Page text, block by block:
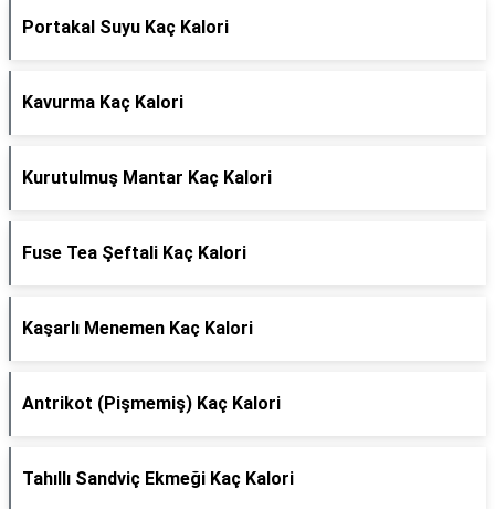
Portakal Suyu Kaç Kalori
Kavurma Kaç Kalori
Kurutulmuş Mantar Kaç Kalori
Fuse Tea Şeftali Kaç Kalori
Kaşarlı Menemen Kaç Kalori
Antrikot (Pişmemiş) Kaç Kalori
Tahıllı Sandviç Ekmeği Kaç Kalori